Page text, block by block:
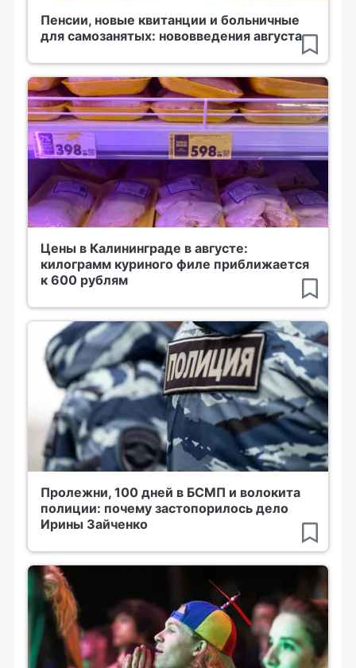
Пенсии, новые квитанции и больничные
для самозанятых: нововведения августа
Цены в Калининграде в августе:
килограмм куриного филе приближается
к 600 рублям
Пролежни, 100 дней в БСМП и волокита
полиции: почему застопорилось дело
Ирины Зайченко